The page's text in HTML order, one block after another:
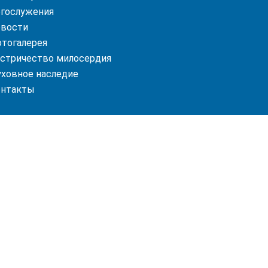
милосердия
наследие